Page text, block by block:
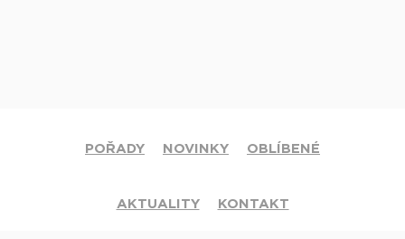
POŘADY NOVINKY OBLÍBENÉ
AKTUALITY KONTAKT